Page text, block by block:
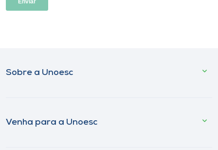
Sobre a Unoesc
Venha para a Unoesc